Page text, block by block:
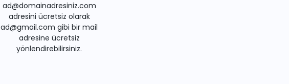
ad@domainadresiniz.com
adresini ücretsiz olarak
ad@gmail.com gibi bir mail
adresine ücretsiz
yönlendirebilirsiniz.